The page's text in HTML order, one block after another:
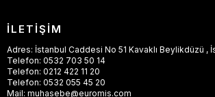
İLETİŞİM
Adres: İstanbul Caddesi No 51 Kavaklı Beylikdüzü ,
Telefon: 0532 703 50 14
Telefon: 0212 422 11 20
Telefon: 0532 055 45 20
Mail: muhasebe@euromis.com